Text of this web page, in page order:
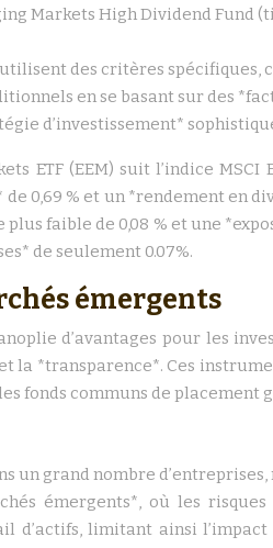
Markets High Dividend Fund
utilisent des critères
en se basant sur des
d’investissement*
ETF (EEM) suit l’indice
0,69 % et un *rendement en
faible de 0,08 % et une
de seulement 0.07%.
émergents
d’avantages pour les
la *transparence*. Ces
fonds communs de placement
un grand nombre
émergents*, où les
limitant ainsi